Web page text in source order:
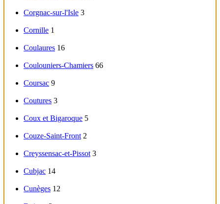
Corgnac-sur-l'Isle 3
Cornille 1
Coulaures 16
Coulouniers-Chamiers 66
Coursac 9
Coutures 3
Coux et Bigaroque 5
Couze-Saint-Front 2
Creyssensac-et-Pissot 3
Cubjac 14
Cunèges 12